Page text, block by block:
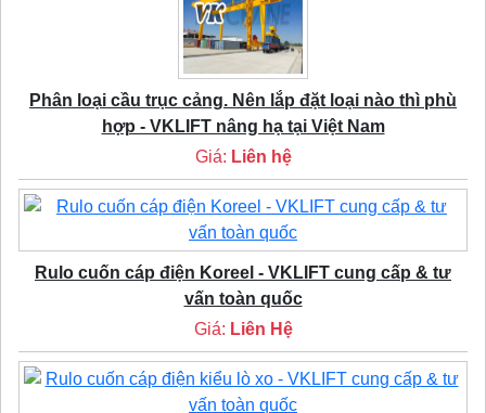
Phân loại cầu trục cảng. Nên lắp đặt loại nào thì phù
hợp - VKLIFT nâng hạ tại Việt Nam
Giá: Liên hệ
Rulo cuốn cáp điện Koreel - VKLIFT cung cấp & tư
vấn toàn quốc
Giá: Liên Hệ